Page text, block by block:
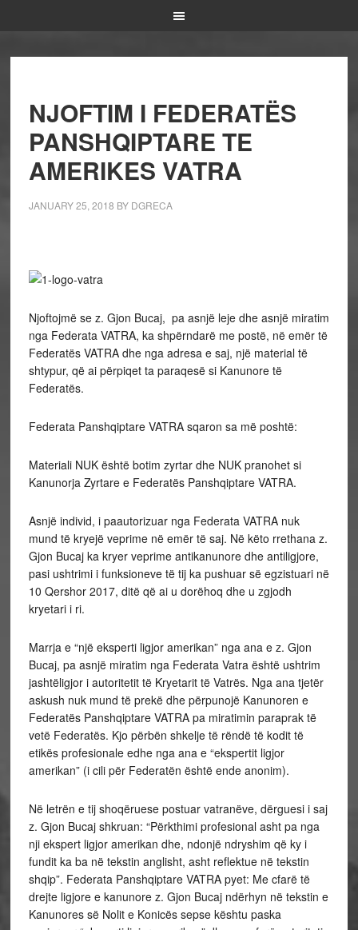
NJOFTIM I FEDERATËS
PANSHQIPTARE TE
AMERIKES VATRA
JANUARY 25, 2018 BY DGRECA
Njoftojmë se z. Gjon Bucaj, pa asnjë leje dhe asnjë miratim
nga Federata VATRA, ka shpërndarë me postë, në emër të
Federatës VATRA dhe nga adresa e saj, një material të
shtypur, që ai përpiqet ta paraqesë si Kanunore të
Federatës.
Federata Panshqiptare VATRA sqaron sa më poshtë:
Materiali NUK është botim zyrtar dhe NUK pranohet si
Kanunorja Zyrtare e Federatës Panshqiptare VATRA.
Asnjë individ, i paautorizuar nga Federata VATRA nuk
mund të kryejë veprime në emër të saj. Në këto rrethana z.
Gjon Bucaj ka kryer veprime antikanunore dhe antiligjore,
pasi ushtrimi i funksioneve të tij ka pushuar së egzistuari në
10 Qershor 2017, ditë që ai u dorëhoq dhe u zgjodh
kryetari i ri.
Marrja e “një eksperti ligjor amerikan” nga ana e z. Gjon
Bucaj, pa asnjë miratim nga Federata Vatra është ushtrim
jashtëligjor i autoritetit të Kryetarit të Vatrës. Nga ana tjetër
askush nuk mund të prekë dhe përpunojë Kanunoren e
Federatës Panshqiptare VATRA pa miratimin paraprak të
vetë Federatës. Kjo përbën shkelje të rëndë të kodit të
etikës profesionale edhe nga ana e “ekspertit ligjor
amerikan” (i cili për Federatën është ende anonim).
Në letrën e tij shoqëruese postuar vatranëve, dërguesi i saj
z. Gjon Bucaj shkruan: “Përkthimi profesional asht pa nga
nji ekspert ligjor amerikan dhe, ndonjë ndryshim që ky i
fundit ka ba në tekstin anglisht, asht reflektue në tekstin
shqip”. Federata Panshqiptare VATRA pyet: Me cfarë të
drejte ligjore e kanunore z. Gjon Bucaj ndërhyn në tekstin e
Kanunores së Nolit e Konicës sepse kështu paska